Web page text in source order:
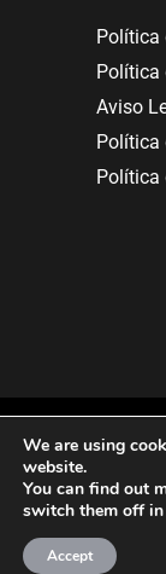
Política
Política
Aviso
Política
Política
We are using
website.
You can find out
switch them off in
Accept